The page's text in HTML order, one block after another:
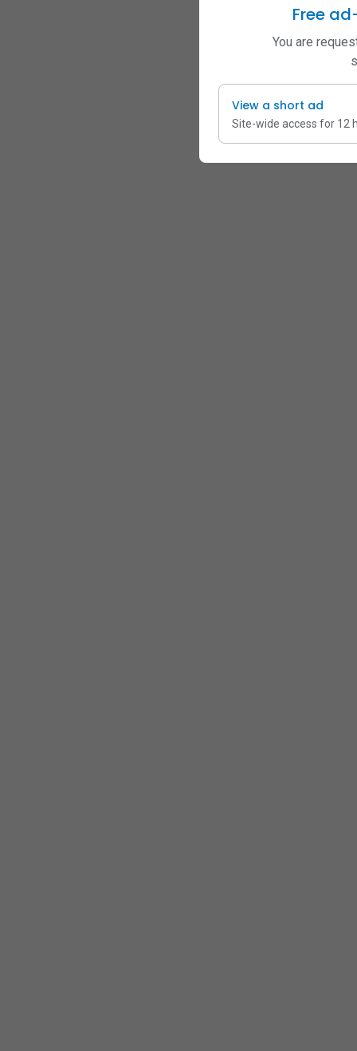
Free
You are
View a short ad
Site-wide access for 12